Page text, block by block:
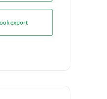
export